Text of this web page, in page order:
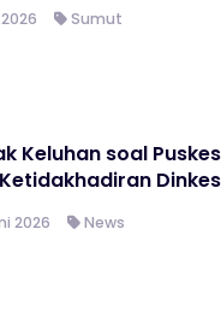
Sumut
Keluhan soal
2026 News